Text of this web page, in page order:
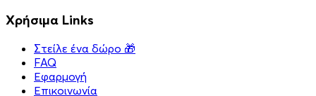
Χρήσιμα Links
Στείλε ένα δώρο 🎁
FAQ
Εφαρμογή
Επικοινωνία